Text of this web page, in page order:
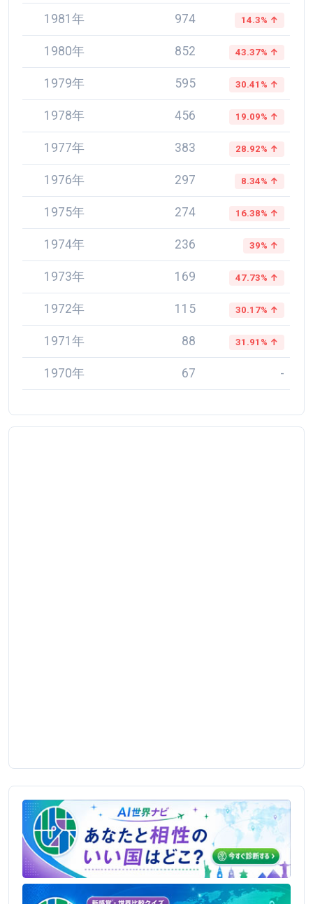
1981年 974 14.3% ↑
1980年 852 43.37% ↑
1979年 595 30.41% ↑
1978年 456 19.09% ↑
1977年 383 28.92% ↑
1976年 297 8.34% ↑
1975年 274 16.38% ↑
1974年 236 39% ↑
1973年 169 47.73% ↑
1972年 115 30.17% ↑
1971年 88 31.91% ↑
1970年 67 -